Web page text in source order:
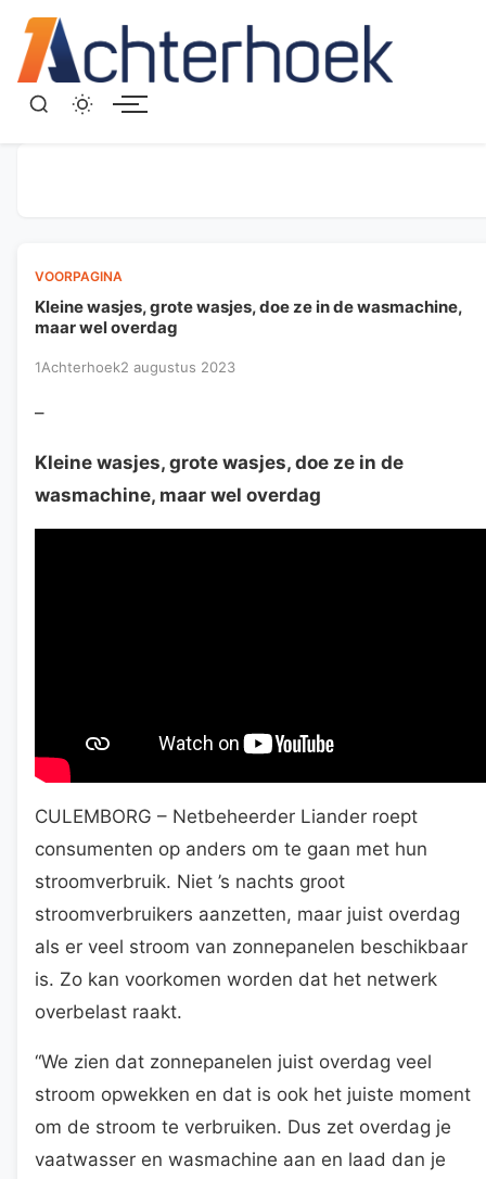
VOORPAGINA
Kleine wasjes, grote wasjes, doe ze in de wasmachine,
maar wel overdag
1Achterhoek2 augustus 2023
–
Kleine wasjes, grote wasjes, doe ze in de
wasmachine, maar wel overdag
CULEMBORG – Netbeheerder Liander roept
consumenten op anders om te gaan met hun
stroomverbruik. Niet ’s nachts groot
stroomverbruikers aanzetten, maar juist overdag
als er veel stroom van zonnepanelen beschikbaar
is. Zo kan voorkomen worden dat het netwerk
overbelast raakt.
“We zien dat zonnepanelen juist overdag veel
stroom opwekken en dat is ook het juiste moment
om de stroom te verbruiken. Dus zet overdag je
vaatwasser en wasmachine aan en laad dan je